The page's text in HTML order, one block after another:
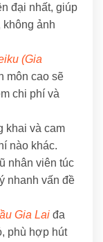
đại nhất, giúp
ảnh
(Gia
môn cao sẽ
chi phí và
khai và cam
nào khác.
nhân viên túc
nhanh vấn đề
Gia Lai đa
phù hợp hút